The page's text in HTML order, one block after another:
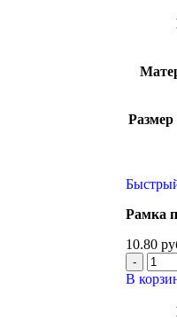
Рамка
10.80
В